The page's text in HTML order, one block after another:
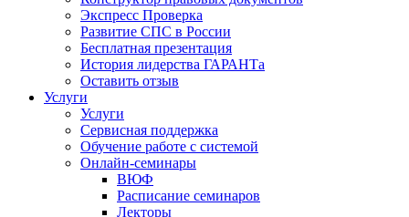
Экспресс Проверка
Развитие СПС в России
Бесплатная презентация
История лидерства ГАРАНТа
Оставить отзыв
Услуги
Услуги
Сервисная поддержка
Обучение работе с системой
Онлайн-семинары
ВЮФ
Расписание семинаров
Лекторы